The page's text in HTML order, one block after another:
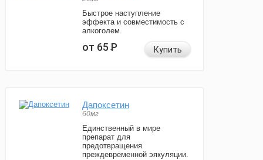
Быстрое наступление
эффекта и совместимость с
алкоголем.
от 65Р Купить
Дапоксетин
60мг
Единственный в мире
препарат для
предотвращения
преждевременной эякуляции.